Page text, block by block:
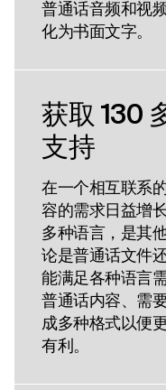
普通话音频和视
化为书面文字。
获取 130
支持
在一个相互联系
容的需求日益增
多种语言，是其
论是普通话文件
能满足各种语言
普通话内容、需
成多种格式以便
有利。